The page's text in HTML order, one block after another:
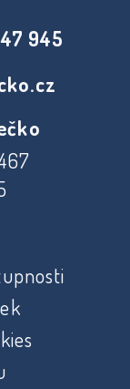
945